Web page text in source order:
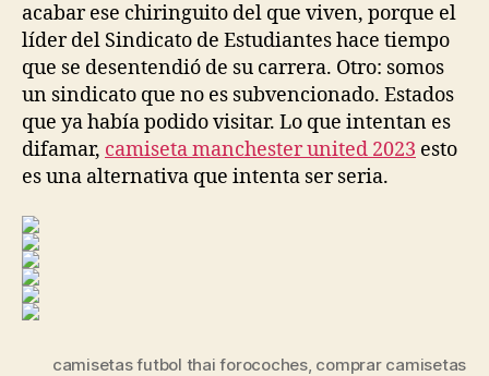
acabar ese chiringuito del que viven, porque el
líder del Sindicato de Estudiantes hace tiempo
que se desentendió de su carrera. Otro: somos
un sindicato que no es subvencionado. Estados
que ya había podido visitar. Lo que intentan es
difamar, camiseta manchester united 2023 esto
es una alternativa que intenta ser seria.
camisetas futbol thai forocoches, comprar camisetas